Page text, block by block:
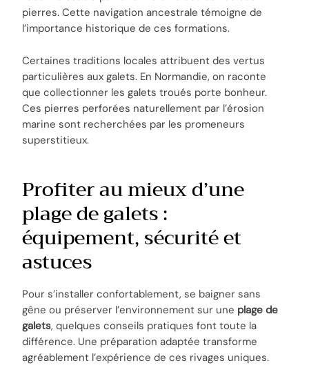
pierres. Cette navigation ancestrale témoigne de
l’importance historique de ces formations.
Certaines traditions locales attribuent des vertus
particulières aux galets. En Normandie, on raconte
que collectionner les galets troués porte bonheur.
Ces pierres perforées naturellement par l’érosion
marine sont recherchées par les promeneurs
superstitieux.
Profiter au mieux d’une
plage de galets :
équipement, sécurité et
astuces
Pour s’installer confortablement, se baigner sans
gêne ou préserver l’environnement sur une plage de
galets, quelques conseils pratiques font toute la
différence. Une préparation adaptée transforme
agréablement l’expérience de ces rivages uniques.